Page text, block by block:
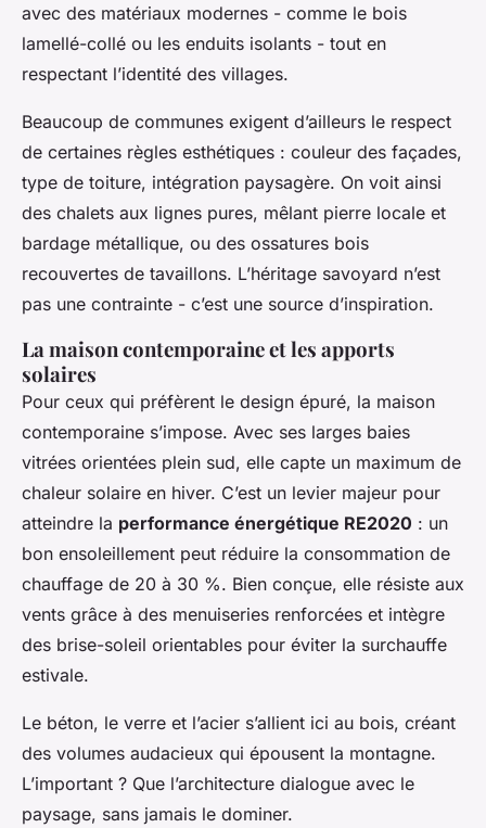
avec des matériaux modernes - comme le bois
lamellé-collé ou les enduits isolants - tout en
respectant l’identité des villages.
Beaucoup de communes exigent d’ailleurs le respect
de certaines règles esthétiques : couleur des façades,
type de toiture, intégration paysagère. On voit ainsi
des chalets aux lignes pures, mêlant pierre locale et
bardage métallique, ou des ossatures bois
recouvertes de tavaillons. L’héritage savoyard n’est
pas une contrainte - c’est une source d’inspiration.
La maison contemporaine et les apports
solaires
Pour ceux qui préfèrent le design épuré, la maison
contemporaine s’impose. Avec ses larges baies
vitrées orientées plein sud, elle capte un maximum de
chaleur solaire en hiver. C’est un levier majeur pour
atteindre la performance énergétique RE2020 : un
bon ensoleillement peut réduire la consommation de
chauffage de 20 à 30 %. Bien conçue, elle résiste aux
vents grâce à des menuiseries renforcées et intègre
des brise-soleil orientables pour éviter la surchauffe
estivale.
Le béton, le verre et l’acier s’allient ici au bois, créant
des volumes audacieux qui épousent la montagne.
L’important ? Que l’architecture dialogue avec le
paysage, sans jamais le dominer.